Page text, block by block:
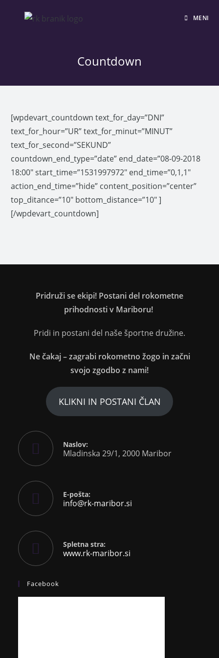
MENI
Countdown
[wpdevart_countdown text_for_day=”DNI”
text_for_hour=”UR” text_for_minut=”MINUT”
text_for_second=”SEKUND”
countdown_end_type=”date” end_date=”08-09-2018
18:00″ start_time=”1531997972″ end_time=”0,1,1″
action_end_time=”hide” content_position=”center”
top_ditance=”10″ bottom_distance=”10″ ]
[/wpdevart_countdown]
Pridruži se ekipi! Postani del rokometne
prihodnosti v Mariboru!
Pridi in postani del naše športne družine.
Ne čakaj – zagrabi rokometno žogo in začni
svojo zgodbo z nami!
KLIKNI IN POSTANI ČLAN
Naslov:
Mladinska 29/1, 2000 Maribor
E-pošta:
info@rk-maribor.si
Spletna stra:
www.rk-maribor.si
Facebook